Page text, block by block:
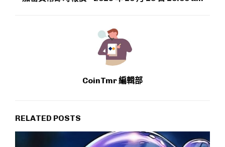
CoinTmr 編輯部
RELATED POSTS